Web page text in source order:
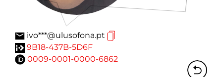
ivo***@ulusofona.pt
9B18-437B-5D6F
0009-0001-0000-6862